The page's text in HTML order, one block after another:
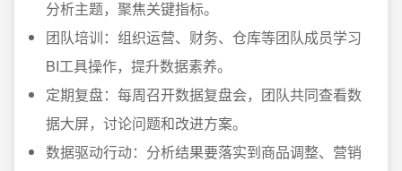
分析主题，聚焦关键指标。
团队培训：组织运营、财务、仓库等团队成员学习
BI工具操作，提升数据素养。
定期复盘：每周召开数据复盘会，团队共同查看数
据大屏，讨论问题和改进方案。
数据驱动行动：分析结果要落实到商品调整、营销